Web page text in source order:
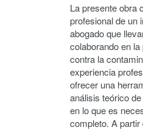
La presente obra
profesional de un
abogado que
colaborando en
contra la
experiencia
ofrecer una
análisis teórico
en lo que es
completo. A